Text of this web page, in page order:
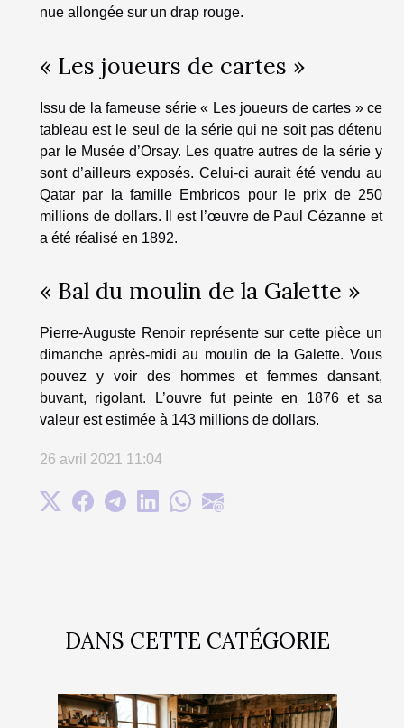
DANS CETTE CATÉGORIE
nue allongée sur un drap rouge.
« Les joueurs de cartes »
Issu de la fameuse série « Les joueurs de cartes » ce
tableau est le seul de la série qui ne soit pas détenu
par le Musée d’Orsay. Les quatre autres de la série y
sont d’ailleurs exposés. Celui-ci aurait été vendu au
Qatar par la famille Embricos pour le prix de 250
millions de dollars. Il est l’œuvre de Paul Cézanne et
a été réalisé en 1892.
« Bal du moulin de la Galette »
Pierre-Auguste Renoir représente sur cette pièce un
dimanche après-midi au moulin de la Galette. Vous
pouvez y voir des hommes et femmes dansant,
buvant, rigolant. L’ouvre fut peinte en 1876 et sa
valeur est estimée à 143 millions de dollars.
26 avril 2021 11:04